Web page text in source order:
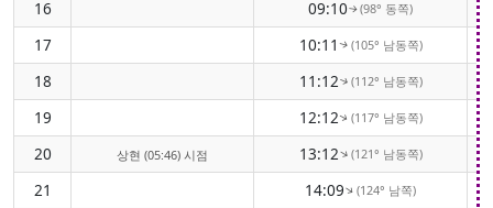
16 09:10↑(98° 동쪽)
17 10:11 ↑(105° 남동쪽)
18 11:12↑(112° 남동쪽)
19 12:12↑(117° 남동쪽)
20 상현 (05:46) 시점 13:12↑(121° 남동쪽)
21 14:09↑(124° 남쪽)